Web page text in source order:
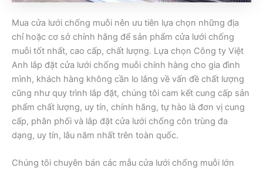
Mua cửa lưới chống muỗi nên ưu tiên lựa chọn những địa
chỉ hoặc cơ sở chính hãng để sản phẩm cửa lưới chống
muỗi tốt nhất, cao cấp, chất lượng. Lựa chọn Công ty Việt
Anh lắp đặt cửa lưới chống muỗi chính hàng cho gia đình
mình, khách hàng không cần lo lắng về vấn đề chất lượng
cũng như quy trình lắp đặt, chúng tôi cam kết cung cấp sản
phẩm chất lượng, uy tín, chính hãng, tự hào là đơn vị cung
cấp, phân phối và lắp đặt cửa lưới chống côn trùng đa
dạng, uy tín, lâu năm nhất trên toàn quốc.
Chúng tôi chuyên bán các mẫu cửa lưới chống muỗi lớn